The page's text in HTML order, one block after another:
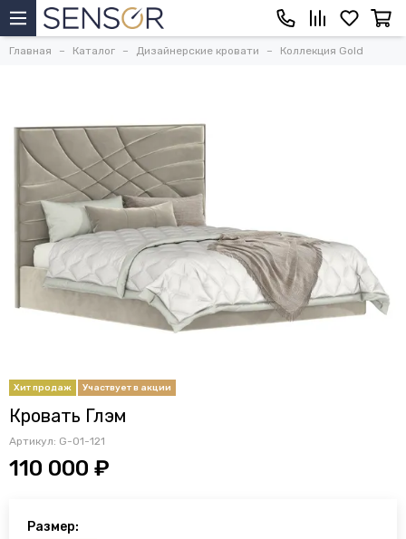
Главная Каталог Дизайнерские кровати Коллекция Gold
Кровать Глэм
Артикул: G-01-121
110 000 ₽
Размер: